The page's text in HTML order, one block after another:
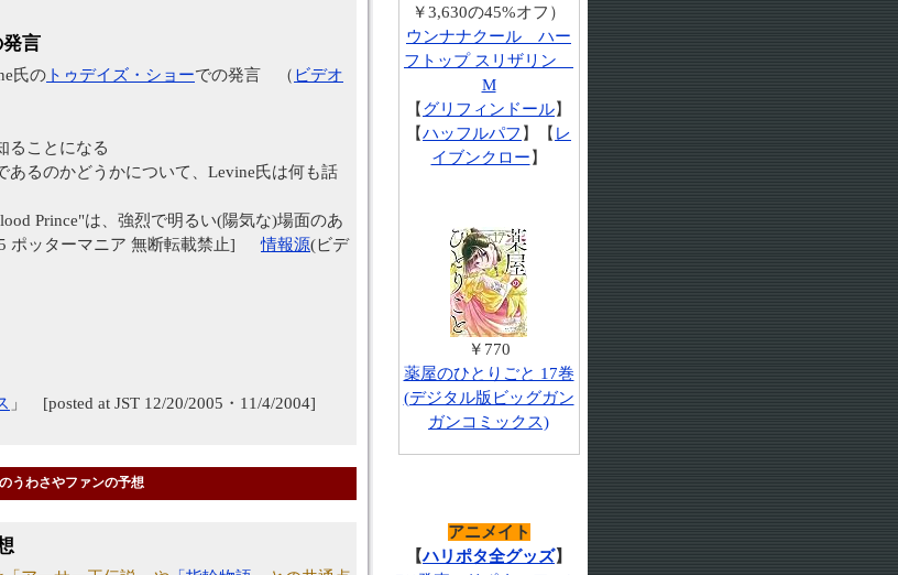
言
氏の トゥデイズ・ショーでの発言 （ ビデオ
ことになる
るのかどうかについて、Levine氏は何も話
Prince"は、強烈で明るい(陽気な)場面のあ
ポッターマニア 無断転載禁止]情報源(ビデ
」 [posted at JST 12/20/2005・11/4/2004]
うわさやファンの予想
￥3,630の45%オフ）
ウンナナクール ハー
フトップ スリザリン
M
【 グリフィンドール】
【ハッフルパフ 】【 レ
イブンクロー 】
￥770
薬屋のひとりごと 17巻
(デジタル版ビッグガン
ガンコミックス)
アニメイト
【ハリポタ全グッズ】